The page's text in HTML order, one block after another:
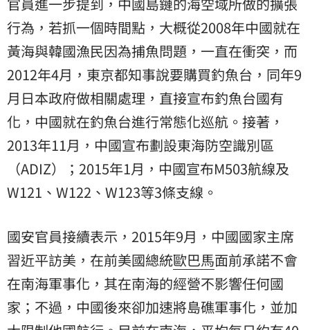
行為，若抓一個時間點，大概從2008年中國就在
黃海與韓國漁民因為捕魚問題，一直在衝突，而
2012年4月，東京都知事說要購買釣魚台，同年9
月日本政府做相關處理，直接宣布釣魚台國有
化，中國就在釣魚台進行常態化巡航。接著，
2013年11月，中國宣布劃設東海防空識別區
（ADIZ）；2015年1月，中國宣布M503航線及
W121、W122、W123等3條支線。
國安官員接續表示，2015年9月，中國國家主席
習近平訪美，在前美國總統歐巴馬面前承諾不會
在南海軍事化，其在南海的經營不影響任何國
家；不過，中國後來卻加速將島礁軍事化，並加